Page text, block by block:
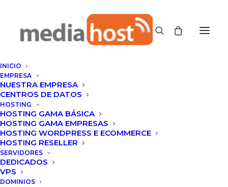
INICIO
EMPRESA
NUESTRA EMPRESA
CENTROS DE DATOS
HOSTING
HOSTING GAMA BÁSICA
HOSTING GAMA EMPRESAS
HOSTING WORDPRESS E ECOMMERCE
HOSTING RESELLER
SERVIDORES
DEDICADOS
VPS
DOMINIOS